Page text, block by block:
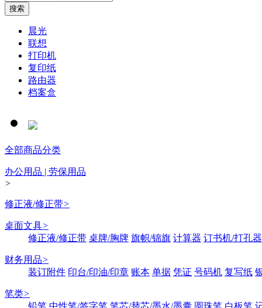
晨光
联想
打印机
复印纸
路由器
档案盒
全部商品分类
办公用品 | 劳保用品
>
修正液/修正带>
桌面文具>
修正液/修正带 桌牌/胸牌 旗帜/锦旗 计算器 订书机/打孔器
财务用品>
装订附件 印台/印油/印章 账本 单据 凭证 号码机 复写纸
笔类>
铅笔 中性笔/签字笔 笔芯/替芯/墨水/墨囊 圆珠笔 白板笔